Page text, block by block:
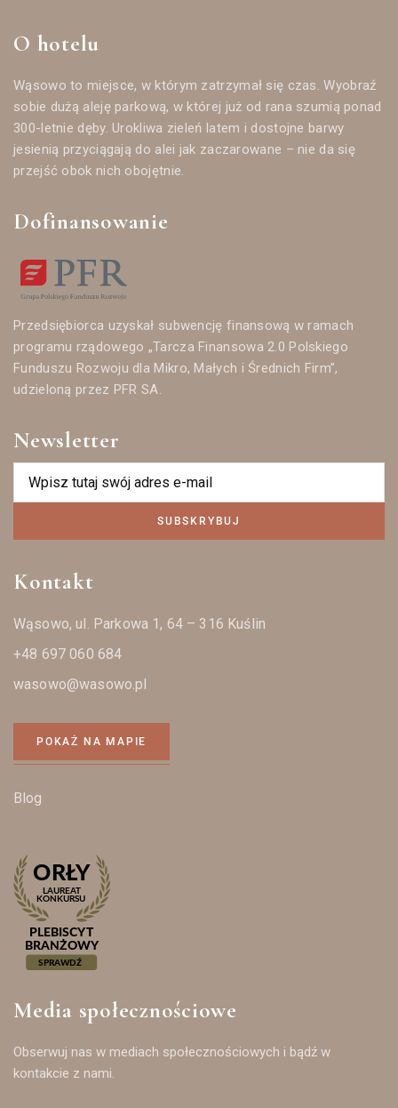
O hotelu
Wąsowo to miejsce, w którym zatrzymał się czas. Wyobraź
sobie dużą aleję parkową, w której już od rana szumią ponad
300-letnie dęby. Urokliwa zieleń latem i dostojne barwy
jesienią przyciągają do alei jak zaczarowane – nie da się
przejść obok nich obojętnie.
Dofinansowanie
Przedsiębiorca uzyskał subwencję finansową w ramach
programu rządowego „Tarcza Finansowa 2.0 Polskiego
Funduszu Rozwoju dla Mikro, Małych i Średnich Firm”,
udzieloną przez PFR SA.
Newsletter
SUBSKRYBUJ
Kontakt
Wąsowo, ul. Parkowa 1, 64 – 316 Kuślin
+48 697 060 684
wasowo@wasowo.pl
POKAŻ NA MAPIE
Blog
Media społecznościowe
Obserwuj nas w mediach społecznościowych i bądź w
kontakcie z nami.